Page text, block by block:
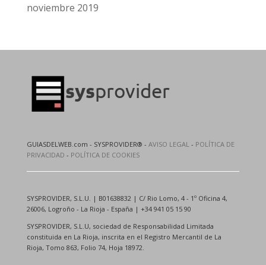
noviembre 2019
GUIASDELWEB.com - SYSPROVIDER® - AVISO LEGAL - POLÍTICA DE
PRIVACIDAD - POLÍTICA DE COOKIES
SYSPROVIDER, S.L.U. | B01638832 | C/ Rio Lomo, 4 - 1º Oficina 4,
26006, Logroño - La Rioja - España | +34 941 05 15 90
SYSPROVIDER, S.L.U, sociedad de Responsabilidad Limitada
constituida en La Rioja, inscrita en el Registro Mercantil de La
Rioja, Tomo 863, Folio 74, Hoja 18972.